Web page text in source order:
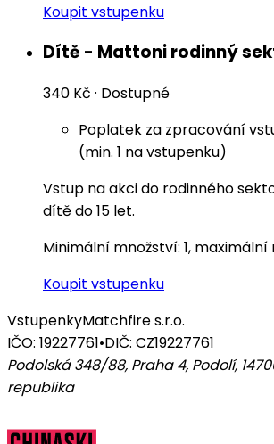
Koupit vstupenku
Dítě - Mattoni rodinný
340 Kč · Dostupné
Poplatek za zpracování
(min. 1 na vstupenku)
Vstup na akci do rodinného
dítě do 15 let.
Minimální množství: 1, maximální
Koupit vstupenku
VstupenkyMatchfire s.r.o.
IČO: 19227761•DIČ: CZ19227761
Podolská 348/88, Praha 4, Podolí,
republika